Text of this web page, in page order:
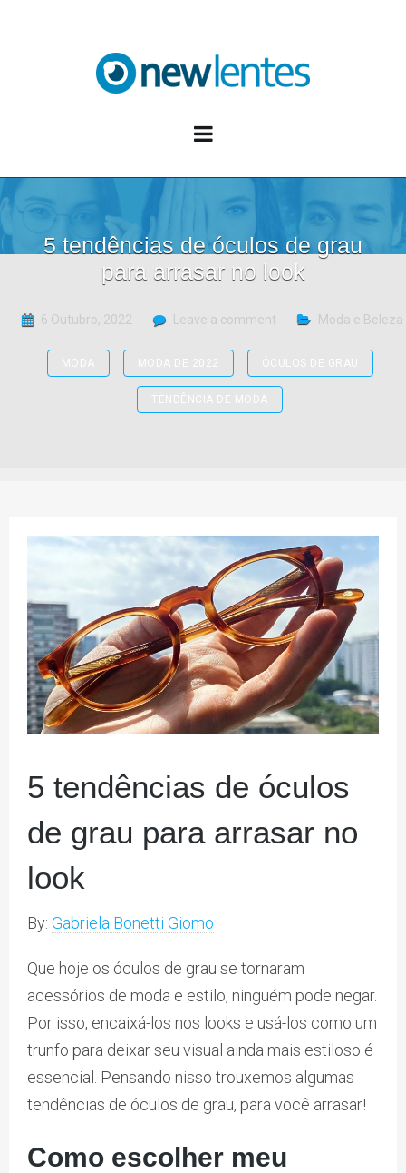
5 tendências de óculos de grau
para arrasar no look
6 Outubro, 2022 Leave a comment Moda e Beleza
MODA MODA DE 2022 ÓCULOS DE GRAU
TENDÊNCIA DE MODA
5 tendências de óculos
de grau para arrasar no
look
By: Gabriela Bonetti Giomo
Que hoje os óculos de grau se tornaram
acessórios de moda e estilo, ninguém pode negar.
Por isso, encaixá-los nos looks e usá-los como um
trunfo para deixar seu visual ainda mais estiloso é
essencial. Pensando nisso trouxemos algumas
tendências de óculos de grau, para você arrasar!
Como escolher meu